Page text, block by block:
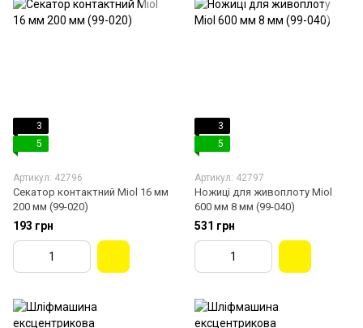
3
5
Артикул: 42796
Секатор контактний Miol 16 мм
200 мм (99-020)
193 грн
3
5
Артикул: 42797
Ножиці для живоплоту Miol
600 мм 8 мм (99-040)
531 грн